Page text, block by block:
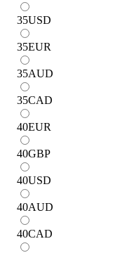
35USD
35EUR
35AUD
35CAD
40EUR
40GBP
40USD
40AUD
40CAD